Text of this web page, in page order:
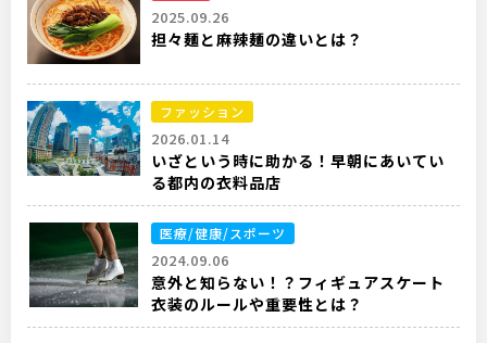
2025.09.26
担々麺と麻辣麺の違いとは？
ファッション
2026.01.14
いざという時に助かる！早朝にあいてい
る都内の衣料品店
医療/健康/スポーツ
2024.09.06
意外と知らない！？フィギュアスケート
衣装のルールや重要性とは？